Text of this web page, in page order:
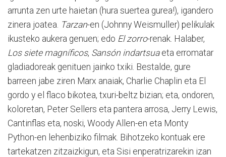
arrunta zen urte haietan (hura suertea gurea!), igandero
zinera joatea. Tarzan-en (Johnny Weismuller) pelikulak
ikusteko aukera genuen; edo El zorro-renak. Halaber,
Los siete magníficos, Sansón indartsuaeta erromatar
gladiadoreak genituen jainko txiki. Bestalde, gure
barreen jabe ziren Marx anaiak, Charlie Chaplin eta El
gordo y el flaco bikotea, txuri-beltz bizian; eta, ondoren,
koloretan, Peter Sellers eta pantera arrosa, Jerry Lewis,
Cantinflas eta, noski, Woody Allen-en eta Monty
Python-en lehenbiziko filmak. Bihotzeko kontuak ere
tartekatzen zitzaizkigun, eta Sisi enperatrizarekin izan